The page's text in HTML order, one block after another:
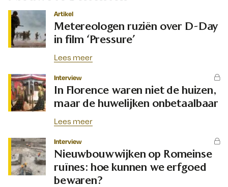
Artikel
Metereologen ruziën over D-Day
in film ‘Pressure’
Lees meer
Interview
In Florence waren niet de huizen,
maar de huwelijken onbetaalbaar
Lees meer
Interview
Nieuwbouwwijken op Romeinse
ruïnes: hoe kunnen we erfgoed
bewaren?